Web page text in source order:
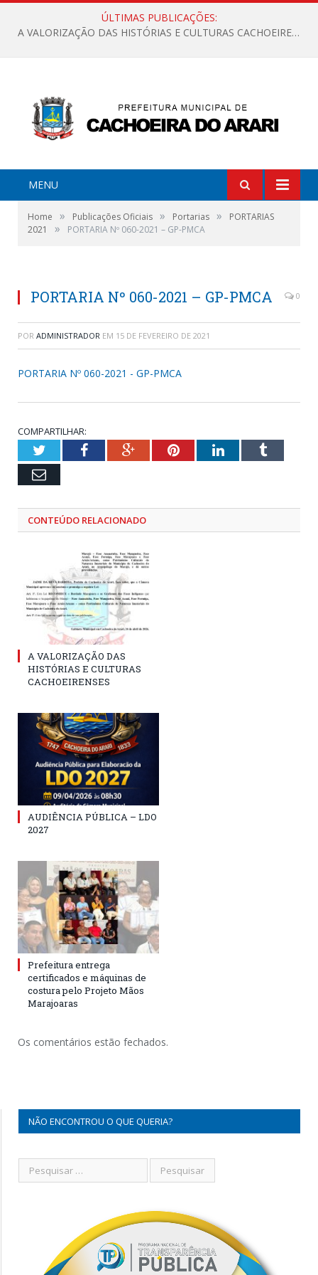
ÚLTIMAS PUBLICAÇÕES:
A VALORIZAÇÃO DAS HISTÓRIAS E CULTURAS CACHOEIRENSES
MENU
Home » Publicações Oficiais » Portarias »
PORTARIAS
2021
» PORTARIA Nº 060-2021 – GP-PMCA
PORTARIA Nº 060-2021 – GP-PMCA 0
POR ADMINISTRADOR EM 15 DE FEVEREIRO DE 2021
PORTARIA Nº 060-2021 - GP-PMCA
COMPARTILHAR:
TwitterFacebookGoogle+PinterestLinkedInTumblr
Email
CONTEÚDO RELACIONADO
A VALORIZAÇÃO DAS
HISTÓRIAS E CULTURAS
CACHOEIRENSES
AUDIÊNCIA PÚBLICA – LDO
2027
Prefeitura entrega
certificados e máquinas de
costura pelo Projeto Mãos
Marajoaras
Os comentários estão fechados.
NÃO ENCONTROU O QUE QUERIA?